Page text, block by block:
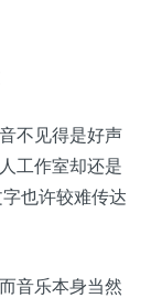
不见得是好声
工作室却还是
也许较难传达
音乐本身当然